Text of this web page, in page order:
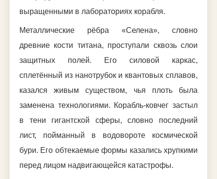
выращенными в лабораториях корабля.
Металлические рёбра «Селена», словно
древние кости титана, проступали сквозь слои
защитных полей. Его силовой каркас,
сплетённый из нанотрубок и квантовых сплавов,
казался живым существом, чья плоть была
заменена технологиями. Корабль-ковчег застыл
в тени гигантской сферы, словно последний
лист, пойманный в водовороте космической
бури. Его обтекаемые формы казались хрупкими
перед лицом надвигающейся катастрофы.